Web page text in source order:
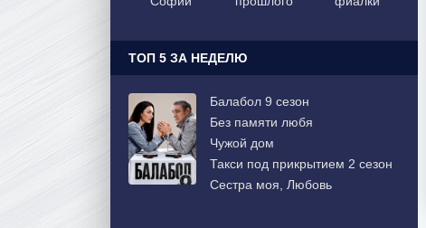
ТОП 5 ЗА НЕДЕЛЮ
Балабол 9 сезон
Без памяти любя
Чужой дом
Такси под прикрытием 2 сезон
Сестра моя, Любовь